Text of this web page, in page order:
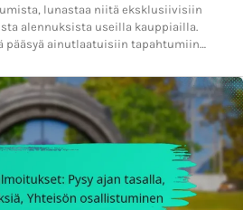
lunastaa niitä eksklusiivisiin
alennuksista useilla kauppiailla.
pääsyä ainutlaatuisiin tapahtumiin…